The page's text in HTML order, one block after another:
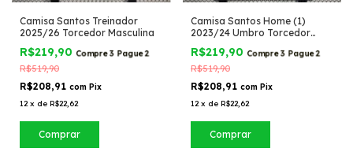
Camisa Santos Treinador
2025/26 Torcedor Masculina
R$219,90 Compre 3 Pague 2
R$519,90
R$208,91 com Pix
12 x de R$22,62
Comprar
Camisa Santos Home (1)
2023/24 Umbro Torcedor
Masculina
R$219,90 Compre 3 Pague 2
R$519,90
R$208,91 com Pix
12 x de R$22,62
Comprar